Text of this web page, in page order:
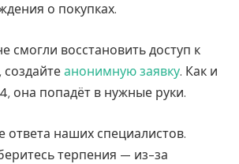
о покупках.
смогли восстановить доступ к
создайтеанонимную заявку. Как и
она попадёт в нужные руки.
ответа наших специалистов.
терпения — из-за